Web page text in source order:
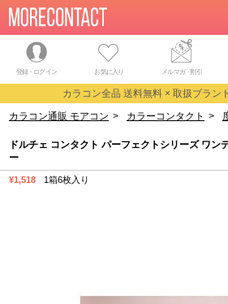
登録・ログイン お気に入り メルマガ・割引
カラコン全品 送料無料 × 取扱ブラン
カラコン通販 モアコン > カラーコンタクト >
ドルチェ コンタクト パーフェクトシリーズ ワン
ー
¥1,518 1箱6枚入り